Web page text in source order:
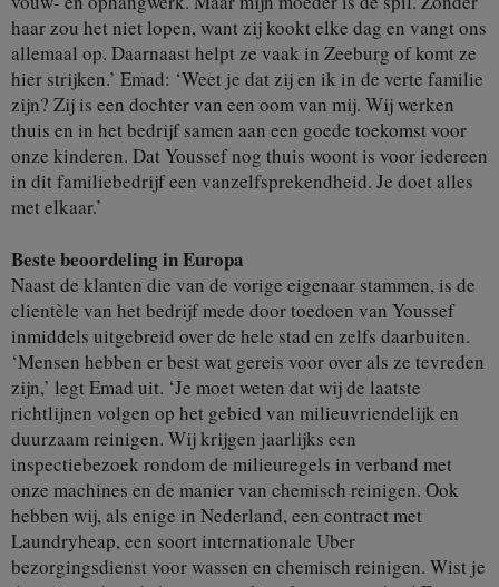
haar zou het niet lopen, want zij kookt elke dag en vangt ons
allemaal op. Daarnaast helpt ze vaak in Zeeburg of komt ze
hier strijken.’ Emad: ‘Weet je dat zij en ik in de verte familie
zijn? Zij is een dochter van een oom van mij. Wij werken
thuis en in het bedrijf samen aan een goede toekomst voor
onze kinderen. Dat Youssef nog thuis woont is voor iedereen
in dit familiebedrijf een vanzelfsprekendheid. Je doet alles
met elkaar.’
Beste beoordeling in Europa
Naast de klanten die van de vorige eigenaar stammen, is de
clientèle van het bedrijf mede door toedoen van Youssef
inmiddels uitgebreid over de hele stad en zelfs daarbuiten.
‘Mensen hebben er best wat gereis voor over als ze tevreden
zijn,’ legt Emad uit. ‘Je moet weten dat wij de laatste
richtlijnen volgen op het gebied van milieuvriendelijk en
duurzaam reinigen. Wij krijgen jaarlijks een
inspectiebezoek rondom de milieuregels in verband met
onze machines en de manier van chemisch reinigen. Ook
hebben wij, als enige in Nederland, een contract met
Laundryheap, een soort internationale Uber
bezorgingsdienst voor wassen en chemisch reinigen. Wist je